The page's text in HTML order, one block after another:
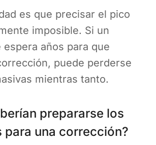
es que precisar el pico
imposible. Si un
años para que
puede perderse
mientras tanto.
prepararse los
para una corrección?